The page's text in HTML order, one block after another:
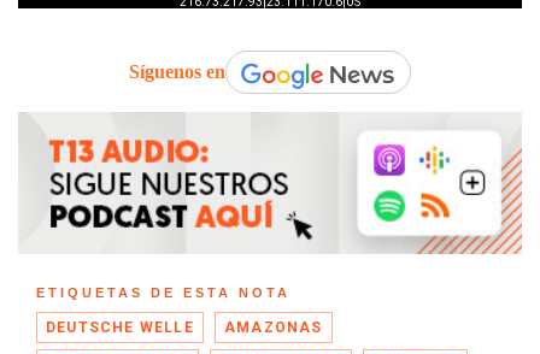
Síguenos en
ETIQUETAS DE ESTA NOTA
DEUTSCHE WELLE AMAZONAS